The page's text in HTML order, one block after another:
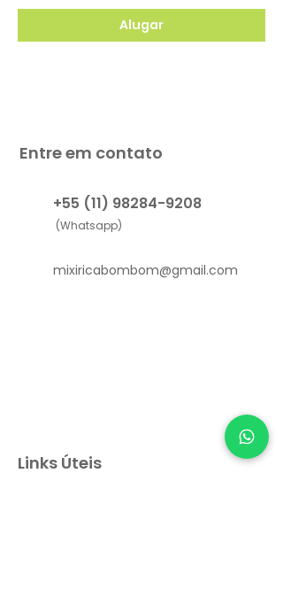
Alugar
Entre em contato
+55 (11) 98284-9208
(Whatsapp)
mixiricabombom@gmail.com
Links Úteis